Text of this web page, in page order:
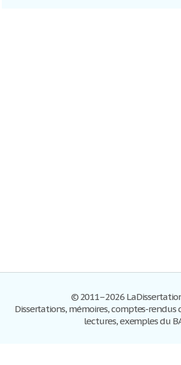
© 2011–2026
Dissertations, mémoires, comptes-rendus
lectures, exemples du